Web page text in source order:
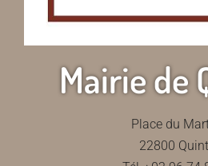
Mairie de
Place du
22800